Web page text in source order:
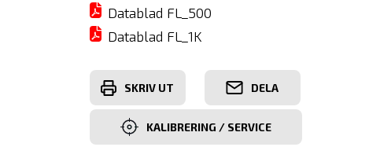
Datablad FL_500
Datablad FL_1K
SKRIV UT DELA
KALIBRERING / SERVICE